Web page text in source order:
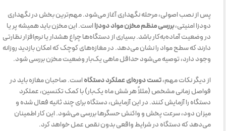
پس از نصب اصولی، مرحله نگهداری آغاز می‌شود. مهم‌ترین بخش در نگهداری
دودزا امنیتی،بررسی منظم مخزن مواد دودزااست. این مخزن باید همیشه پر یا
در وضعیت آماده‌به‌کار باشد. بسیاری از دستگاه‌ها چراغ هشدار یا نرم‌افزار نظارتی
دارند که سطح مواد را نشان می‌دهد. در مغازه‌های کوچک که امکان بازدید روزانه
وجود دارد، توصیه می‌شود حداقل ماهی یک‌بار وضعیت مخزن بررسی شود.
از دیگر نکات مهم،تست دوره‌ای عملکرد دستگاهاست. صاحبان مغازه باید در
فواصل زمانی مشخص (مثلاً هر شش ماه یک‌بار) با کمک تکنسین، عملکرد
دستگاه را آزمایش کنند. در این آزمایش، دستگاه برای چند ثانیه فعال شده و
میزان دود، سرعت پخش و واکنش حسگرها بررسی می‌شود. این کار اطمینان
می‌دهد که دستگاه در شرایط واقعی بدون نقص عمل خواهد کرد.